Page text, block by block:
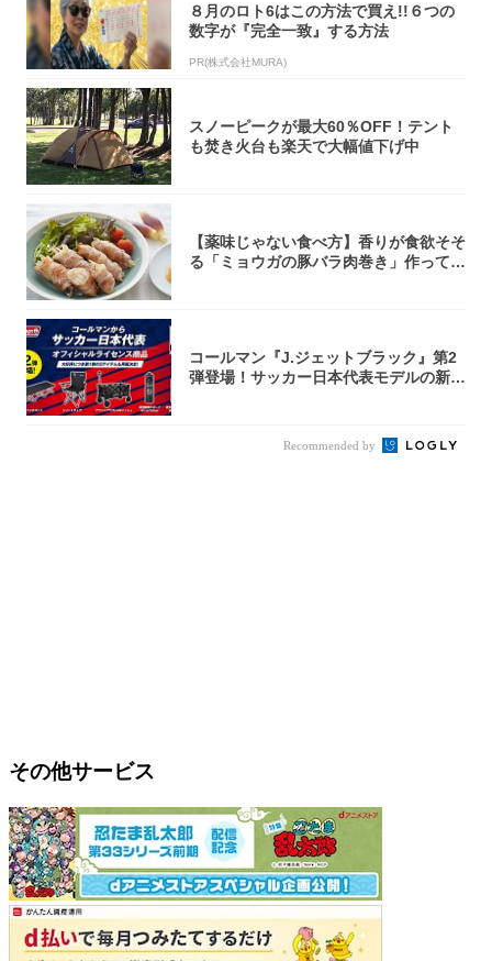
８月のロト6はこの方法で買え!!６つの
数字が『完全一致』する方法
PR(株式会社MURA)
スノーピークが最大60％OFF！テント
も焚き火台も楽天で大幅値下げ中
【薬味じゃない食べ方】香りが食欲そそ
る「ミョウガの豚バラ肉巻き」作ってみ
コールマン『J.ジェットブラック』第2
弾登場！サッカー日本代表モデルの新作
Recommended by
その他サービス